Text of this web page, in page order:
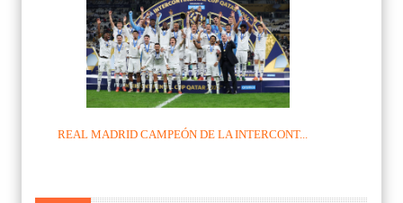
REAL MADRID CAMPEÓN DE LA INTERCONT...